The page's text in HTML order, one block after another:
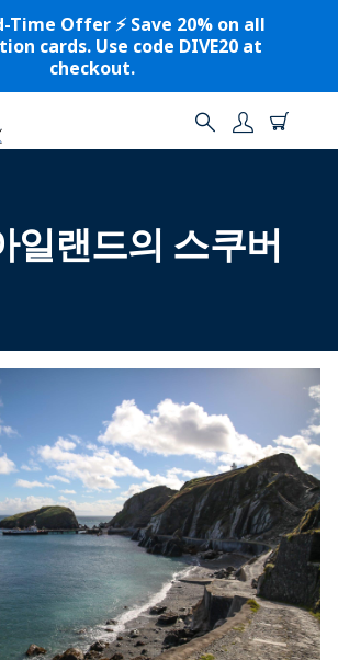
Time Offer ⚡️ Save 20% on all
cards. Use code DIVE20 at
checkout.
일랜드의 스쿠버